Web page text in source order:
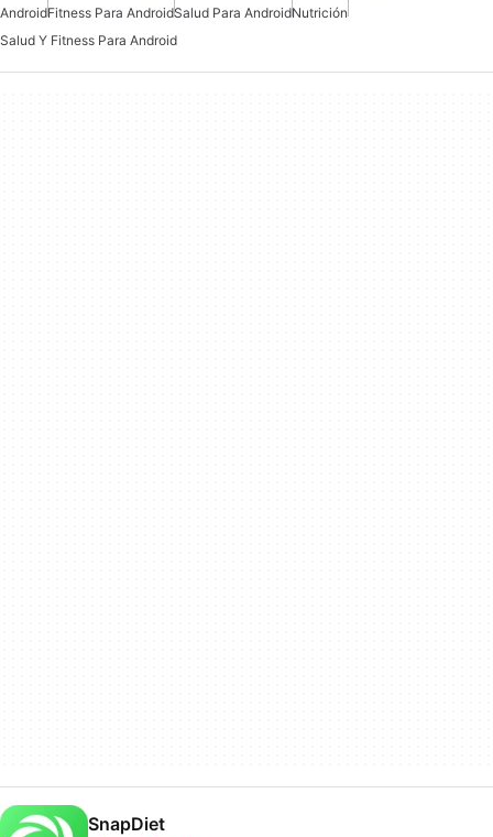
AndroidFitness Para AndroidSalud Para AndroidNutrición
Salud Y Fitness Para Android
SnapDiet